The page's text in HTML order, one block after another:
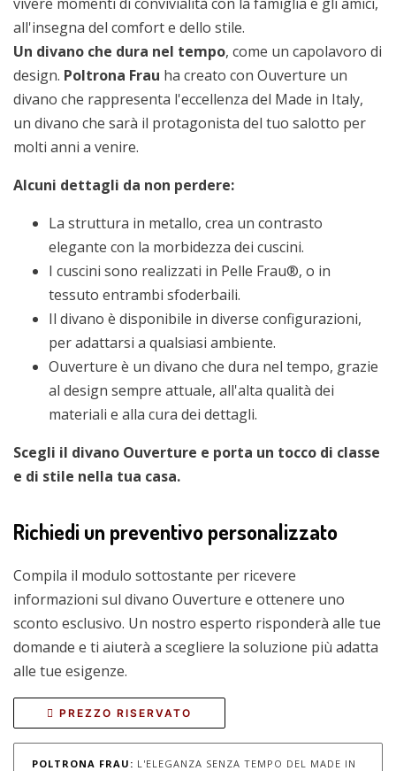
all'insegna del comfort e dello stile.
Un divano che dura nel tempo, come un capolavoro di
design. Poltrona Frau ha creato con Ouverture un
divano che rappresenta l'eccellenza del Made in Italy,
un divano che sarà il protagonista del tuo salotto per
molti anni a venire.
Alcuni dettagli da non perdere:
La struttura in metallo, crea un contrasto
elegante con la morbidezza dei cuscini.
I cuscini sono realizzati in Pelle Frau®, o in
tessuto entrambi sfoderbaili.
Il divano è disponibile in diverse configurazioni,
per adattarsi a qualsiasi ambiente.
Ouverture è un divano che dura nel tempo, grazie
al design sempre attuale, all'alta qualità dei
materiali e alla cura dei dettagli.
Scegli il divano Ouverture e porta un tocco di classe
e di stile nella tua casa.
Richiedi un preventivo personalizzato
Compila il modulo sottostante per ricevere
informazioni sul divano Ouverture e ottenere uno
sconto esclusivo. Un nostro esperto risponderà alle tue
domande e ti aiuterà a scegliere la soluzione più adatta
alle tue esigenze.
PREZZO RISERVATO
POLTRONA FRAU: L'ELEGANZA SENZA TEMPO DEL MADE IN